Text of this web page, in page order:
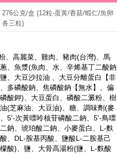
276公克/盒 (12粒-蛋黃/香菇/蝦仁/魚卵
各三粒)
、高麗菜、雞肉、豬肉(台灣)、馬
、魚漿(魚肉、水、辛烯基丁二酸鈉
、大豆沙拉油 、大豆分離蛋白【非
多磷酸鈉、焦磷酸鈉【無水】、偏
酸鉀)、大豆蛋白、磷酸二澱粉、樹
(芝麻油、大豆油)、糖、調味劑(麥
5'-次黃嘌呤核苷磷酸二鈉、5'-鳥嘌
鈉、琥珀酸二鈉、小麥蛋白、L-麩
、DL-胺基丙酸、鹽酸L-二胺基己
酸)、鹽、大骨高湯粉{鹽、L-麩酸